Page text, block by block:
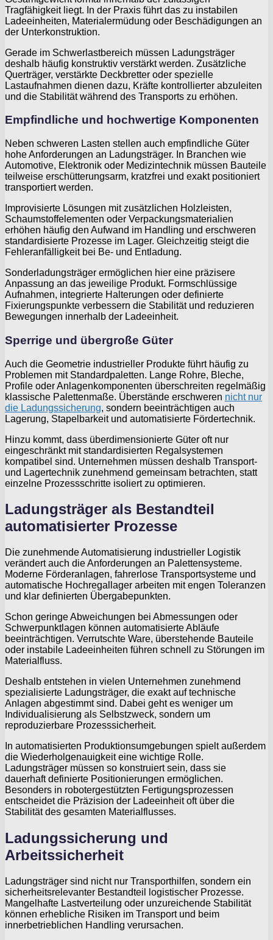
Tragfähigkeit liegt. In der Praxis führt das zu instabilen
Ladeeinheiten, Materialermüdung oder Beschädigungen an
der Unterkonstruktion.
Gerade im Schwerlastbereich müssen Ladungsträger
deshalb häufig konstruktiv verstärkt werden. Zusätzliche
Querträger, verstärkte Deckbretter oder spezielle
Lastaufnahmen dienen dazu, Kräfte kontrollierter abzuleiten
und die Stabilität während des Transports zu erhöhen.
Empfindliche und hochwertige Komponenten
Neben schweren Lasten stellen auch empfindliche Güter
hohe Anforderungen an Ladungsträger. In Branchen wie
Automotive, Elektronik oder Medizintechnik müssen Bauteile
teilweise erschütterungsarm, kratzfrei und exakt positioniert
transportiert werden.
Improvisierte Lösungen mit zusätzlichen Holzleisten,
Schaumstoffelementen oder Verpackungsmaterialien
erhöhen häufig den Aufwand im Handling und erschweren
standardisierte Prozesse im Lager. Gleichzeitig steigt die
Fehleranfälligkeit bei Be- und Entladung.
Sonderladungsträger ermöglichen hier eine präzisere
Anpassung an das jeweilige Produkt. Formschlüssige
Aufnahmen, integrierte Halterungen oder definierte
Fixierungspunkte verbessern die Stabilität und reduzieren
Bewegungen innerhalb der Ladeeinheit.
Sperrige und übergroße Güter
Auch die Geometrie industrieller Produkte führt häufig zu
Problemen mit Standardpaletten. Lange Rohre, Bleche,
Profile oder Anlagenkomponenten überschreiten regelmäßig
klassische Palettenmaße. Überstände erschweren nicht nur
die Ladungssicherung, sondern beeinträchtigen auch
Lagerung, Stapelbarkeit und automatisierte Fördertechnik.
Hinzu kommt, dass überdimensionierte Güter oft nur
eingeschränkt mit standardisierten Regalsystemen
kompatibel sind. Unternehmen müssen deshalb Transport-
und Lagertechnik zunehmend gemeinsam betrachten, statt
einzelne Prozessschritte isoliert zu optimieren.
Ladungsträger als Bestandteil
automatisierter Prozesse
Die zunehmende Automatisierung industrieller Logistik
verändert auch die Anforderungen an Palettensysteme.
Moderne Förderanlagen, fahrerlose Transportsysteme und
automatische Hochregallager arbeiten mit engen Toleranzen
und klar definierten Übergabepunkten.
Schon geringe Abweichungen bei Abmessungen oder
Schwerpunktlagen können automatisierte Abläufe
beeinträchtigen. Verrutschte Ware, überstehende Bauteile
oder instabile Ladeeinheiten führen schnell zu Störungen im
Materialfluss.
Deshalb entstehen in vielen Unternehmen zunehmend
spezialisierte Ladungsträger, die exakt auf technische
Anlagen abgestimmt sind. Dabei geht es weniger um
Individualisierung als Selbstzweck, sondern um
reproduzierbare Prozesssicherheit.
In automatisierten Produktionsumgebungen spielt außerdem
die Wiederholgenauigkeit eine wichtige Rolle.
Ladungsträger müssen so konstruiert sein, dass sie
dauerhaft definierte Positionierungen ermöglichen.
Besonders in robotergestützten Fertigungsprozessen
entscheidet die Präzision der Ladeeinheit oft über die
Stabilität des gesamten Materialflusses.
Ladungssicherung und
Arbeitssicherheit
Ladungsträger sind nicht nur Transporthilfen, sondern ein
sicherheitsrelevanter Bestandteil logistischer Prozesse.
Mangelhafte Lastverteilung oder unzureichende Stabilität
können erhebliche Risiken im Transport und beim
innerbetrieblichen Handling verursachen.